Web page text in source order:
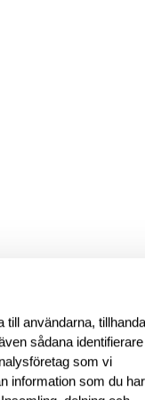
till användarna,
sådana
som vi
information som du har